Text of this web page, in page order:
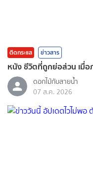
ติดกระแส ข่าวสาร
หนัง ชีวิตที่ถูกย่อส่วน เมื่อ
ดอกไม้กับสายน้ำ
07 ส.ค. 2026